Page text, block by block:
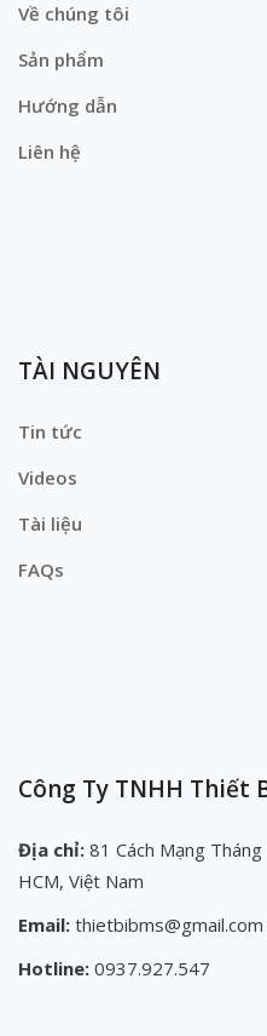
Về chúng tôi
Sản phẩm
Hướng dẫn
Liên hệ
TÀI NGUYÊN
Tin tức
Videos
Tài liệu
FAQs
Công Ty TNHH Thiết
Địa chỉ: 81 Cách Mạng
HCM, Việt Nam
Email: thietbibms@gmail.com
Hotline: 0937.927.547